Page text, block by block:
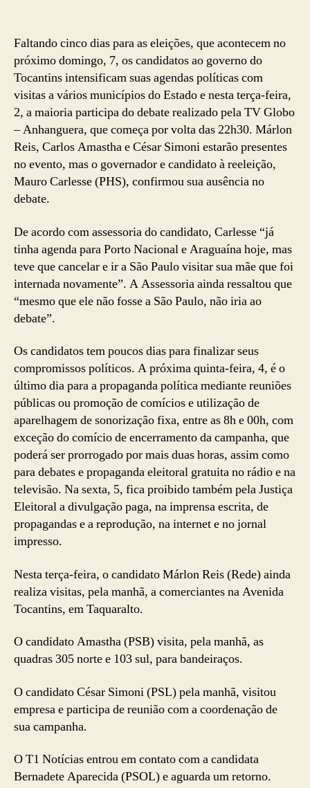
Faltando cinco dias para as eleições, que acontecem no
próximo domingo, 7, os candidatos ao governo do
Tocantins intensificam suas agendas políticas com
visitas a vários municípios do Estado e nesta terça-feira,
2, a maioria participa do debate realizado pela TV Globo
– Anhanguera, que começa por volta das 22h30. Márlon
Reis, Carlos Amastha e César Simoni estarão presentes
no evento, mas o governador e candidato à reeleição,
Mauro Carlesse (PHS), confirmou sua ausência no
debate.
De acordo com assessoria do candidato, Carlesse “já
tinha agenda para Porto Nacional e Araguaína hoje, mas
teve que cancelar e ir a São Paulo visitar sua mãe que foi
internada novamente”. A Assessoria ainda ressaltou que
“mesmo que ele não fosse a São Paulo, não iria ao
debate”.
Os candidatos tem poucos dias para finalizar seus
compromissos políticos. A próxima quinta-feira, 4, é o
último dia para a propaganda política mediante reuniões
públicas ou promoção de comícios e utilização de
aparelhagem de sonorização fixa, entre as 8h e 00h, com
exceção do comício de encerramento da campanha, que
poderá ser prorrogado por mais duas horas, assim como
para debates e propaganda eleitoral gratuita no rádio e na
televisão. Na sexta, 5, fica proibido também pela Justiça
Eleitoral a divulgação paga, na imprensa escrita, de
propagandas e a reprodução, na internet e no jornal
impresso.
Nesta terça-feira, o candidato Márlon Reis (Rede) ainda
realiza visitas, pela manhã, a comerciantes na Avenida
Tocantins, em Taquaralto.
O candidato Amastha (PSB) visita, pela manhã, as
quadras 305 norte e 103 sul, para bandeiraços.
O candidato César Simoni (PSL) pela manhã, visitou
empresa e participa de reunião com a coordenação de
sua campanha.
O T1 Notícias entrou em contato com a candidata
Bernadete Aparecida (PSOL) e aguarda um retorno.